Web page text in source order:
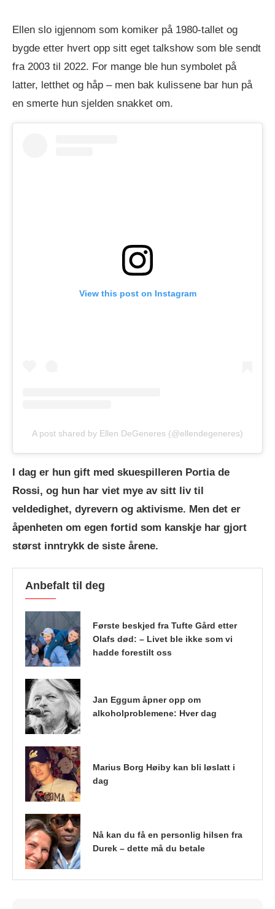
Ellen slo igjennom som komiker på 1980-tallet og
bygde etter hvert opp sitt eget talkshow som ble sendt
fra 2003 til 2022. For mange ble hun symbolet på
latter, letthet og håp – men bak kulissene bar hun på
en smerte hun sjelden snakket om.
View this post on Instagram
A post shared by Ellen DeGeneres (@ellendegeneres)
I dag er hun gift med skuespilleren Portia de
Rossi, og hun har viet mye av sitt liv til
veldedighet, dyrevern og aktivisme. Men det er
åpenheten om egen fortid som kanskje har gjort
størst inntrykk de siste årene.
Anbefalt til deg
Første beskjed fra Tufte Gård etter
Olafs død: – Livet ble ikke som vi
hadde forestilt oss
Jan Eggum åpner opp om
alkoholproblemene: Hver dag
Marius Borg Høiby kan bli løslatt i
dag
Nå kan du få en personlig hilsen fra
Durek – dette må du betale